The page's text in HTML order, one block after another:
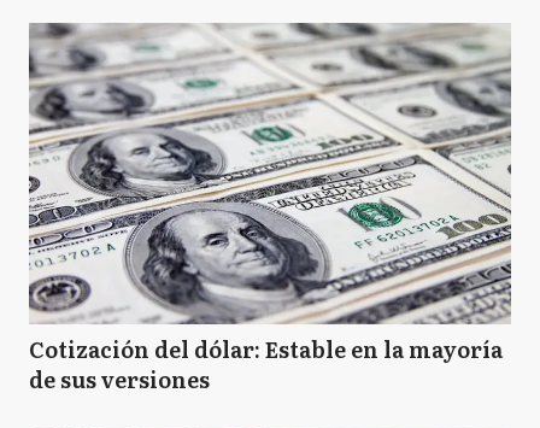
Cotización del dólar: Estable en la mayoría
de sus versiones